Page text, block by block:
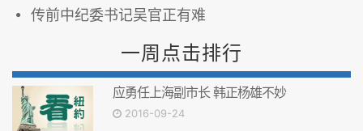
传前中纪委书记吴官正有难
一周点击排行
应勇任上海副市长 韩正杨雄不妙
2016-09-24